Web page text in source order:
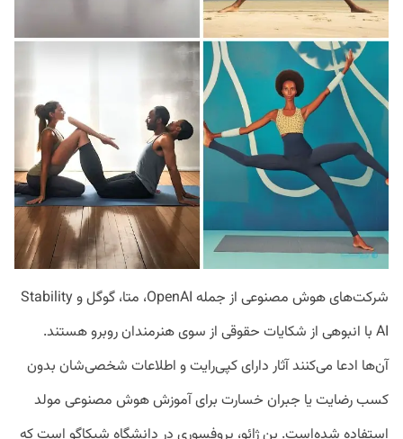
شرکت‌های هوش مصنوعی از جمله OpenAI، متا، گوگل و Stability
AI با انبوهی از شکایات حقوقی از سوی هنرمندان روبرو هستند.
آن‌ها ادعا می‌کنند آثار دارای کپی‌رایت و اطلاعات شخصی‌شان بدون
کسب رضایت یا جبران خسارت برای آموزش هوش مصنوعی مولد